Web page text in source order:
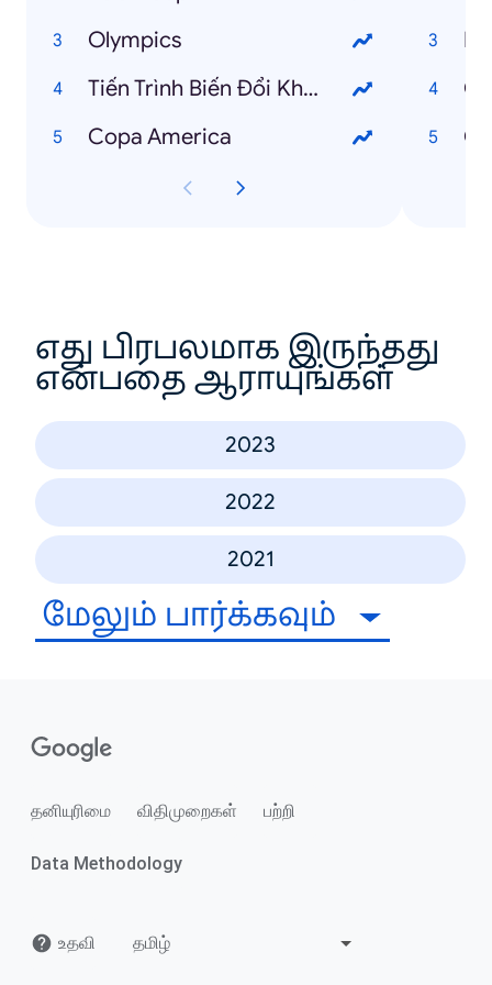
Olympics
Tiến Trình Biến Đổi Khí Hậu
Copa America
எது பிரபலமாக இருந்தது
என்பதை ஆராயுங்கள்
2023
2022
2021
மேலும் பார்க்கவும்
தனியுரிமை விதிமுறைகள் பற்றி
Data Methodology
உதவி